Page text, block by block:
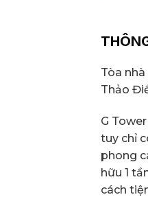
Tòa
Thảo
G
tuy chỉ
phong
hữu 1
cách